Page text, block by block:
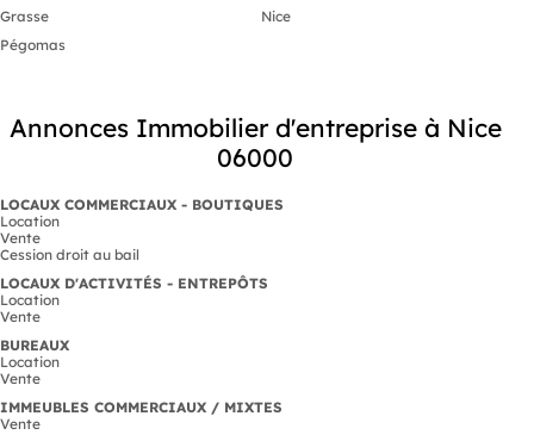
Grasse
Nice
Pégomas
Annonces Immobilier d'entreprise à Nice
06000
LOCAUX COMMERCIAUX - BOUTIQUES
Location
Vente
Cession droit au bail
LOCAUX D'ACTIVITÉS - ENTREPÔTS
Location
Vente
BUREAUX
Location
Vente
IMMEUBLES COMMERCIAUX / MIXTES
Vente